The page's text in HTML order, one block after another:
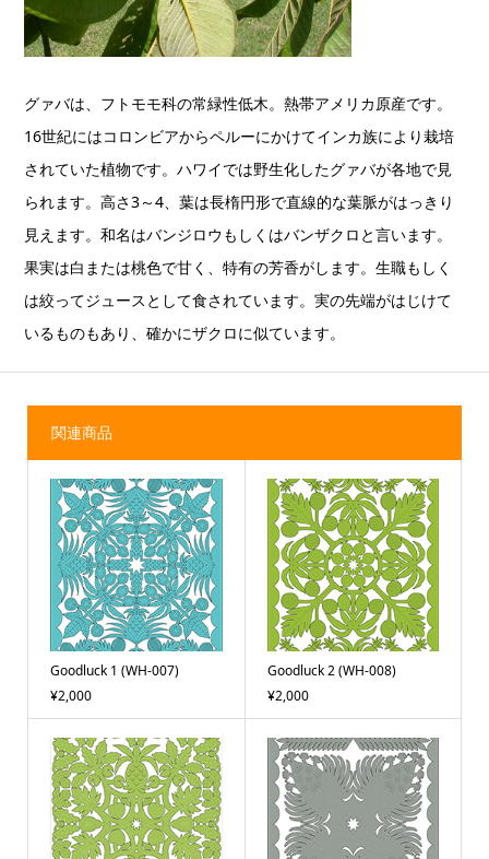
グァバは、フトモモ科の常緑性低木。熱帯アメリカ原産です。
16世紀にはコロンビアからペルーにかけてインカ族により栽培
されていた植物です。ハワイでは野生化したグァバが各地で見
られます。高さ3～4、葉は長楕円形で直線的な葉脈がはっきり
見えます。和名はバンジロウもしくはバンザクロと言います。
果実は白または桃色で甘く、特有の芳香がします。生職もしく
は絞ってジュースとして食されています。実の先端がはじけて
いるものもあり、確かにザクロに似ています。
関連商品
Goodluck 1 (WH-007)
¥2,000
Goodluck 2 (WH-008)
¥2,000